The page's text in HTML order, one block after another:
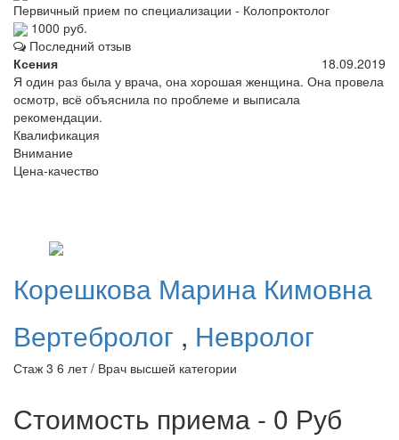
Первичный прием по специализации - Колопроктолог
1000 руб.
Последний отзыв
Ксения
18.09.2019
Я один раз была у врача, она хорошая женщина. Она провела
осмотр, всё объяснила по проблеме и выписала
рекомендации.
Квалификация
Внимание
Цена-качество
Корешкова Марина Кимовна
Вертебролог , Невролог
Стаж 3 6 лет / Врач высшей категории
Стоимость приема - 0 Руб